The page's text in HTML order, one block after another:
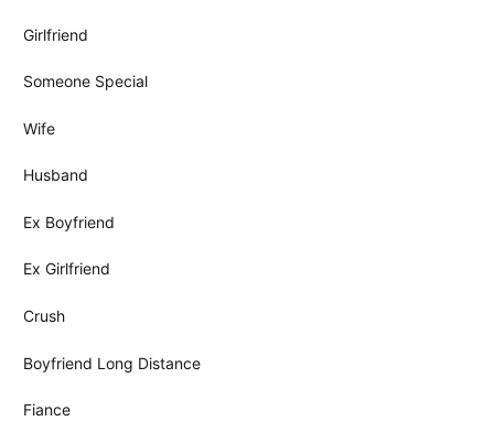
Girlfriend
Someone Special
Wife
Husband
Ex Boyfriend
Ex Girlfriend
Crush
Boyfriend Long Distance
Fiance